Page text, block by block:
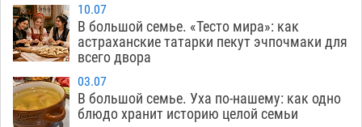
15:32
Ветеран из Астрахани отметил столетний
юбилей
08.08 641
Погибший на Донбассе волонтер из Астрахани
стал героем мурала
13:10
Подросток, перебегавший дорогу вне
10.07
В большой семье. «Тесто мира»: как
астраханские татарки пекут эчпочмаки для
всего двора
03.07
В большой семье. Уха по-нашему: как одно
блюдо хранит историю целой семьи